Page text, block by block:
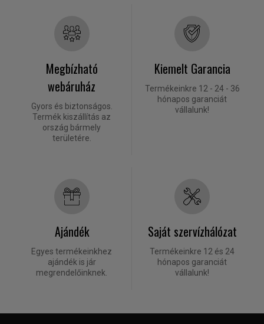
Megbízható
webáruház
Gyors és biztonságos.
Termék kiszállítás az
ország bármely
területére.
Kiemelt Garancia
Termékeinkre 12 - 24 - 36
hónapos garanciát
vállalunk!
Ajándék
Egyes termékeinkhez
ajándék is jár
megrendelőinknek.
Saját szervízhálózat
Termékeinkre 12 és 24
hónapos garanciát
vállalunk!